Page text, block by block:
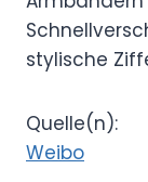
stylische
Quelle(n):
Weibo